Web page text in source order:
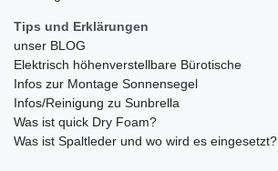
Tips und Erklärungen
unser BLOG
Elektrisch höhenverstellbare Bürotische
Infos zur Montage Sonnensegel
Infos/Reinigung zu Sunbrella
Was ist quick Dry Foam?
Was ist Spaltleder und wo wird es eingesetzt?